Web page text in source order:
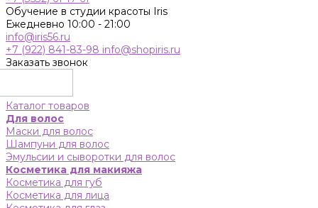
Обучение в студии красоты Iris
Ежедневно 10:00 - 21:00
info@iris56.ru
+7 (922) 841-83-98 info@shopiris.ru
Заказать звонок
Каталог товаров
Для волос
Маски для волос
Шампуни для волос
Эмульсии и сыворотки для волос
Косметика для макияжа
Косметика для губ
Косметика для лица